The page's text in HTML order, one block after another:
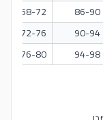
86-90
68-72
90-94
72-76
94-98
76-80